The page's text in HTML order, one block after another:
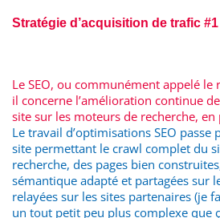
Stratégie d’acquisition de trafic
Le SEO, ou communément appelé
il concerne l’amélioration continue
site sur les moteurs de recherche,
Le travail d’optimisations SEO passe
site permettant le crawl complet du
recherche, des pages bien
sémantique adapté et partagées sur
relayées sur les sites partenaires (je
un tout petit peu plus complexe que